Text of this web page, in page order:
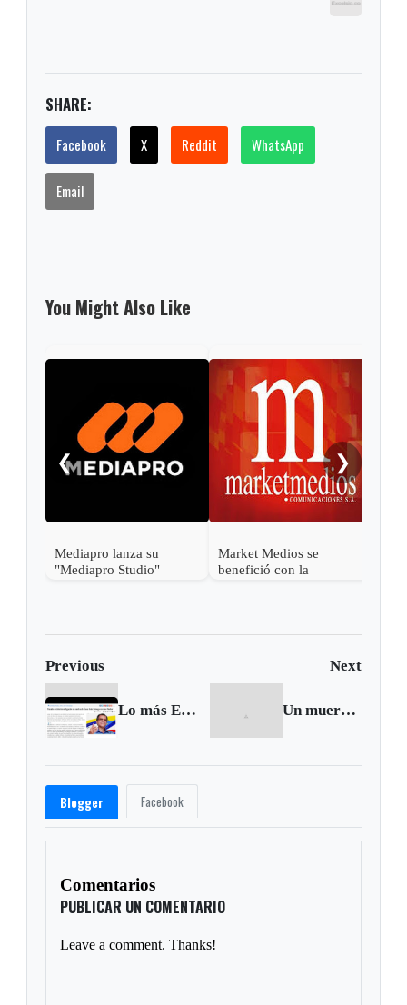
SHARE:
Facebook X Reddit WhatsApp
Email
You Might Also Like
❮
Mediapro lanza su
"Mediapro Studio"
Market Medios se
benefició con la
❯
Previous Next
Lo más Excelsio de la Semana - 8 al 14 de enero de 2017 Un muerto y 14 heridos dejó accidente Santana
Blogger Facebook
Comentarios
PUBLICAR UN COMENTARIO
Leave a comment. Thanks!